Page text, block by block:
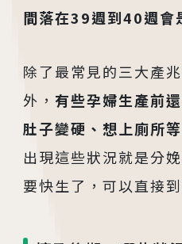
間落在39週到40週會
除了最常見的三大產
外， 有些孕婦生產前
肚子變硬、想上廁所
出現這些狀況就是分
要快生了，可以直接